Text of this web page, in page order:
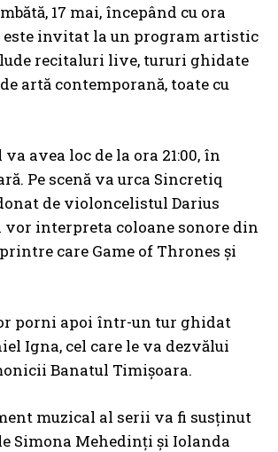
17 mai, începând cu ora
este invitat la un program artistic
recitaluri live, tururi ghidate
artă contemporană, toate cu
avea loc de la ora 21:00, în
Pe scenă va urca Sincretiq
de violoncelistul Darius
vor interpreta coloane sonore din
care Game of Thrones și
porni apoi într-un tur ghidat
Igna, cel care le va dezvălui
Banatul Timișoara.
muzical al serii va fi susținut
Simona Mehedinți și Iolanda